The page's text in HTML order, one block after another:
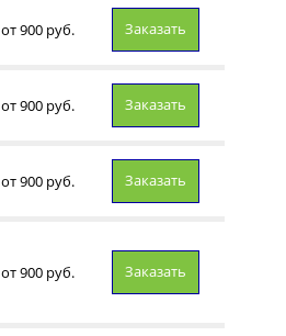
от 900 руб. Заказать
от 900 руб. Заказать
от 900 руб. Заказать
от 900 руб. Заказать